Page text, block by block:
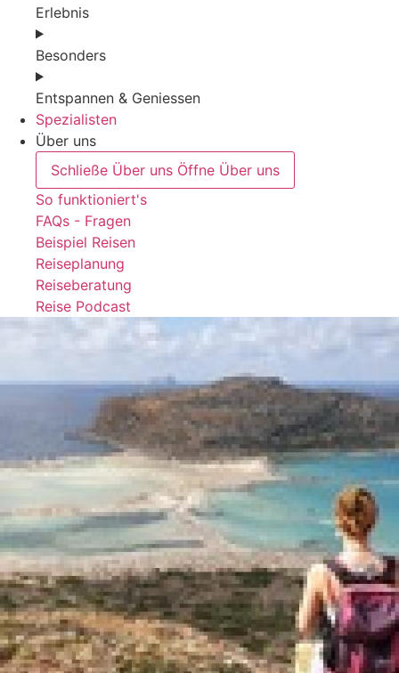
Erlebnis
Besonders
Entspannen & Geniessen
Spezialisten
Über uns
Schließe Über uns Öffne Über uns
So funktioniert's
FAQs - Fragen
Beispiel Reisen
Reiseplanung
Reiseberatung
Reise Podcast